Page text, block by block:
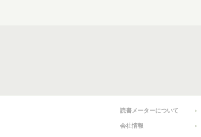
読書メーターについて
会社情報